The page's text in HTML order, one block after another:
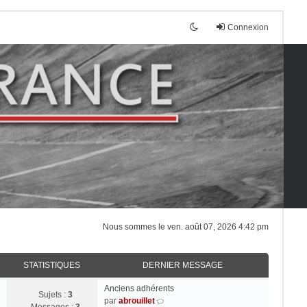
Connexion
Nous sommes le ven. août 07, 2026 4:42 pm
STATISTIQUES DERNIER MESSAGE
Sujets : 3
Anciens adhérents
par abrouillet